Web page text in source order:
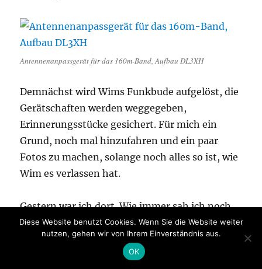
Antennenanpassgerät für das 160m-Band, Aufbau DL3XH
Demnächst wird Wims Funkbude aufgelöst, die
Gerätschaften werden weggegeben,
Erinnerungsstücke gesichert. Für mich ein
Grund, noch mal hinzufahren und ein paar
Fotos zu machen, solange noch alles so ist, wie
Wim es verlassen hat.
Gestern war ich dort. Wie immer sah ich noch
nicht das Haus, da konnte ich schon den
Antennenmasten ausmachen, der demnächst
Diese Website benutzt Cookies. Wenn Sie die Website weiter
nutzen, gehen wir von Ihrem Einverständnis aus.
OK